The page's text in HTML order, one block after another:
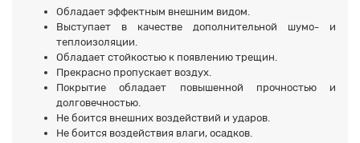
Обладает эффектным внешним видом.
Выступает в качестве дополнительной шумо- и
теплоизоляции.
Обладает стойкостью к появлению трещин.
Прекрасно пропускает воздух.
Покрытие обладает повышенной прочностью и
долговечностью.
Не боится внешних воздействий и ударов.
Не боится воздействия влаги, осадков.